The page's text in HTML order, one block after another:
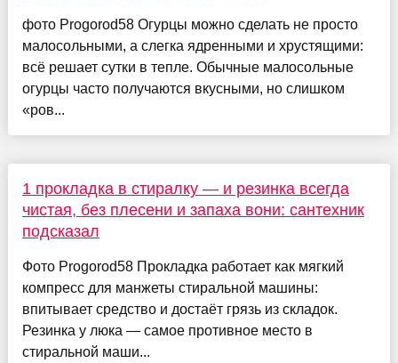
фото Progorod58 Огурцы можно сделать не просто
малосольными, а слегка ядренными и хрустящими:
всё решает сутки в тепле. Обычные малосольные
огурцы часто получаются вкусными, но слишком
«ров...
1 прокладка в стиралку — и резинка всегда
чистая, без плесени и запаха вони: сантехник
подсказал
Фото Progorod58 Прокладка работает как мягкий
компресс для манжеты стиральной машины:
впитывает средство и достаёт грязь из складок.
Резинка у люка — самое противное место в
стиральной маши...